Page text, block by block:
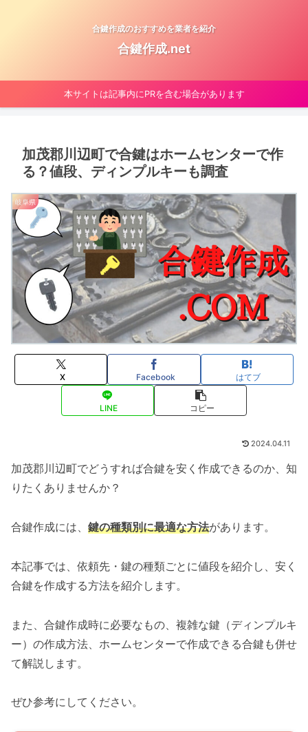
合鍵作成のおすすめを業者を紹介
合鍵作成.net
本サイトは記事内にPRを含む場合があります
加茂郡川辺町で合鍵はホームセンターで作
る？値段、ディンプルキーも調査
岐阜県
X Facebook はてブ
LINE コピー
2024.04.11
加茂郡川辺町でどうすれば合鍵を安く作成できるのか、知
りたくありませんか？
合鍵作成には、 鍵の種類別に最適な方法があります。
本記事では、依頼先・鍵の種類ごとに値段を紹介し、安く
合鍵を作成する方法を紹介します。
また、合鍵作成時に必要なもの、複雑な鍵（ディンプルキ
ー）の作成方法、ホームセンターで作成できる合鍵も併せ
て解説します。
ぜひ参考にしてください。